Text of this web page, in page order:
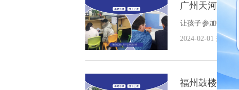
广州天河区中
让孩子参加中考
子实现学习的梦
2024-02-01 来源：
福州鼓楼区中